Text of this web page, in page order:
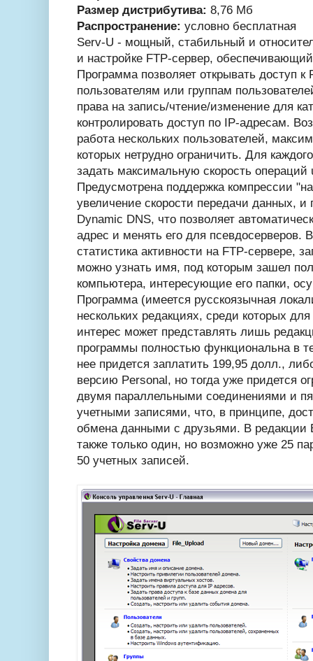
Размер дистрибутива: 8,76 Мб
Распространение: условно бесплатная
Serv-U - мощный, стабильный и
и настройке FTP-сервер,
Программа позволяет открывать доступ к
пользователям или группам
права на запись/чтение/изменение для
контролировать доступ по IP-адресам.
работа нескольких пользователей,
которых нетрудно ограничить. Для
задать максимальную скорость операций
Предусмотрена поддержка компрессии
увеличение скорости передачи данных,
Dynamic DNS, что позволяет
адрес и менять его для псевдосерверов.
статистика активности на FTP-сервере,
можно узнать имя, под которым зашел
компьютера, интересующие его папки,
Программа (имеется русскоязычная
нескольких редакциях, среди которых
интерес может представлять лишь
программы полностью функциональна в
нее придется заплатить 199,95 долл.,
версию Personal, но тогда уже придется
двумя параллельными соединениями и
учетными записями, что, в принципе,
обмена данными с друзьями. В редакции
также только один, но возможно уже 25
50 учетных записей.